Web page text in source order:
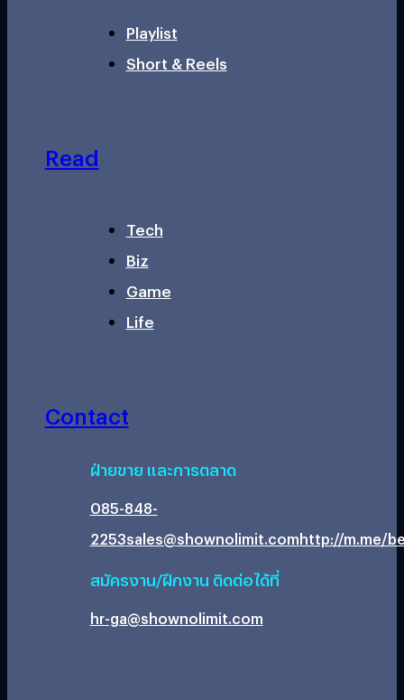
Playlist
Short & Reels
Read
Tech
Biz
Game
Life
Contact
ฝ่ายขาย และการตลาด
085-848-
2253sales@shownolimit.comhttp://m.me/
สมัครงาน/ฝึกงาน ติดต่อได้ที่
hr-ga@shownolimit.com